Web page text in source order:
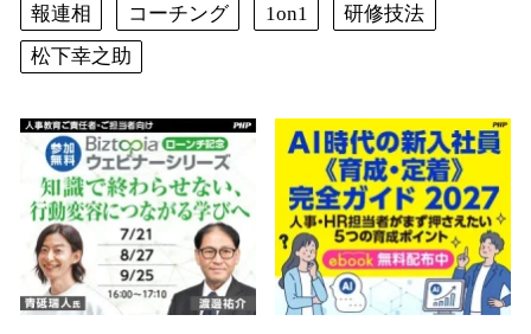
報連相
コーチング 1on1
研修技法
松下幸之助